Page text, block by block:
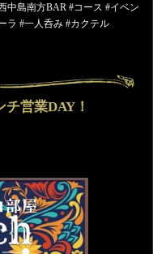
中島南方BAR #コース #イベン
ラ #一人呑み #カクテル
営業DAY！